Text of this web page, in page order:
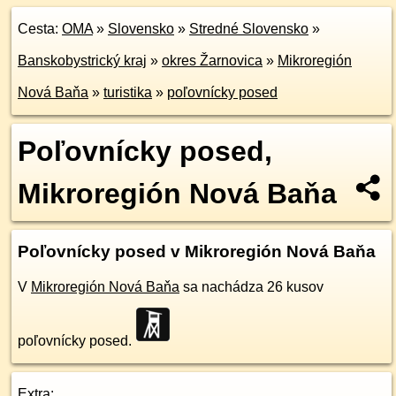
Cesta: OMA» Slovensko » Stredné Slovensko »
Banskobystrický kraj » okres Žarnovica » Mikroregión
Nová Baňa » turistika » poľovnícky posed
Poľovnícky posed,
Mikroregión Nová Baňa
Poľovnícky posed v Mikroregión Nová Baňa
V Mikroregión Nová Baňa sa nachádza 26 kusov
poľovnícky posed.